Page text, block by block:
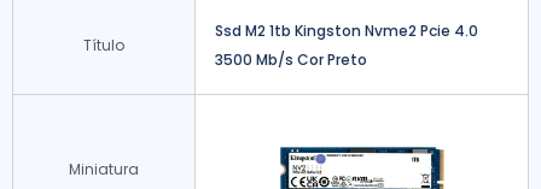
Título
Ssd M2 1tb Kingston Nvme2 Pcie 4.0
3500 Mb/s Cor Preto
Miniatura